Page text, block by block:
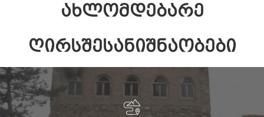
ᲐᲮᲚᲝᲛᲓᲔᲑᲐᲠᲔ
ᲦᲘᲠᲡᲨᲔᲡᲐᲜᲘᲨᲜᲐᲝᲑᲔᲑᲘ